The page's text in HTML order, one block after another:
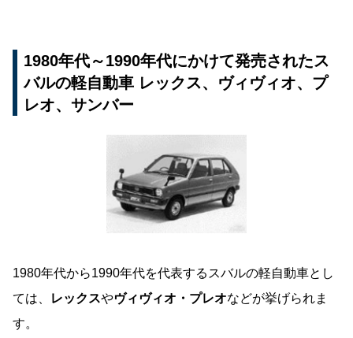
1980年代～1990年代にかけて発売されたス
バルの軽自動車 レックス、ヴィヴィオ、プ
レオ、サンバー
1980年代から1990年代を代表するスバルの軽自動車とし
ては、
レックスやヴィヴィオ・プレオなどが挙げられま
す。